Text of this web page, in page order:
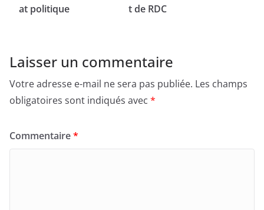
at politique
t de RDC
Laisser un commentaire
Votre adresse e-mail ne sera pas publiée. Les champs
obligatoires sont indiqués avec *
Commentaire*